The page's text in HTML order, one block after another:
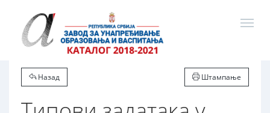
Назад Штампање